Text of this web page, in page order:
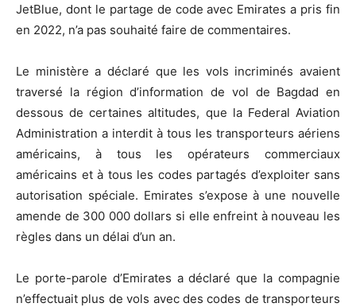
JetBlue, dont le partage de code avec Emirates a pris fin
en 2022, n’a pas souhaité faire de commentaires.
Le ministère a déclaré que les vols incriminés avaient
traversé la région d’information de vol de Bagdad en
dessous de certaines altitudes, que la Federal Aviation
Administration a interdit à tous les transporteurs aériens
américains, à tous les opérateurs commerciaux
américains et à tous les codes partagés d’exploiter sans
autorisation spéciale. Emirates s’expose à une nouvelle
amende de 300 000 dollars si elle enfreint à nouveau les
règles dans un délai d’un an.
Le porte-parole d’Emirates a déclaré que la compagnie
n’effectuait plus de vols avec des codes de transporteurs